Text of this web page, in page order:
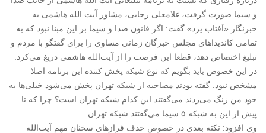
و سیما صورت گرفت، غلامعلی رجایی، مشاور آیت الله هاشمی به
خبرنگار «آفتاب یزد» گفت: اگر قانون صدا و سیما بر این مبنا نبود که به
تمامی کاندیداهای مجلس خبرگان زمانی مساوی را برای گفتگو با مردم و
تبلیغ اختصاص دهد، قطعا این فرصت را از آیت‌الله هاشمی دریغ می‌کرد.
در این خصوص باید بگویم که نوع شبکه پخش کننده این برنامه اصلا
مشخص نبود. گفته بودند مصاحبه از شبکه تهران پخش می‌شود خیلی‌ها به
خود من زنگ می‌زدند می‌گفتند این کدام شبکه تهران است؟ چرا که تا
پیش از این به شبکه ۵ سیما می‌گفتند شبکه تهران.
وی افزود: نکته بعدی در خصوص حذف فرازهای سخنان مهم آیت‌‌الله